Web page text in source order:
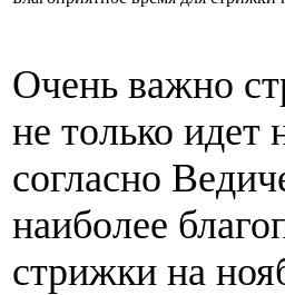
Очень важно
не только
согласно
наиболее
стрижки на